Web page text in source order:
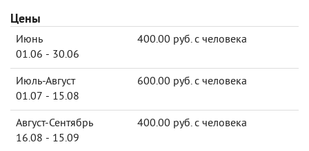
Цены
Июнь
01.06 - 30.06
400.00 руб. с человека
Июль-Август
01.07 - 15.08
600.00 руб. с человека
Август-Сентябрь
16.08 - 15.09
400.00 руб. с человека